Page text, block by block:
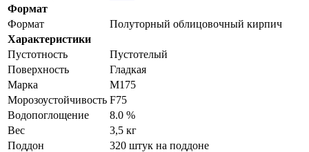
Формат
Формат
Полуторный облицовочный кирпич
Характеристики
Пустотность
Пустотелый
Поверхность
Гладкая
Марка
М175
Морозоустойчивость F75
Водопоглощение
8.0 %
Вес
3,5 кг
Поддон
320 штук на поддоне